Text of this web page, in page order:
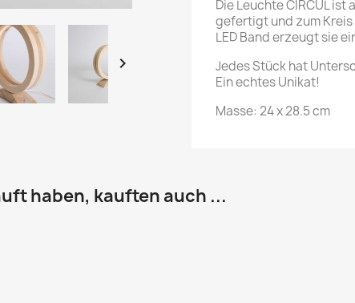

Die Leuchte CIRCUL
gefertigt und zum
LED Band erzeugt sie
Jedes Stück hat
Ein echtes Unikat!
Masse: 24 x 28.5 cm
haben, kauften auch ...